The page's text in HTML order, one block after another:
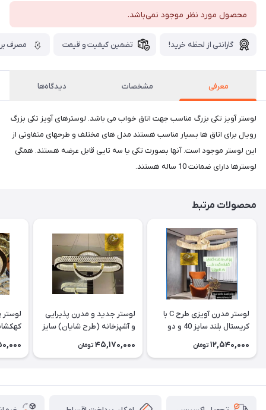
محصول مورد نظر موجود نمی‌باشد.
گارانتی از لحظه خرید! تضمین کیفیت و قیمت مصرف
معرفی مشخصات دیدگاه‌ها
لوستر آویز تکی بزرگ مناسب جهت اتاق خواب می باشد. لوسترهای آویز تکی بزرگ
رویال برای اتاق ها بسیار مناسب هستند مدل های مختلف و طرحهای متفاوتی از
این لوستر موجود است. آنها بصورت تکی یا سه تایی قابل عرضه هستند. همگی
لوسترها دارای ضمانت 10 ساله هستند.
محصولات مرتبط
لوستر مدرن آویزی طرح C با
کریستال بلند سایز 40 و دو
لاین نوری
12,540,000 تومان
لوستر جدید و مدرن پذیرایی
و آشپزخانه (طرح شایان) سایز
45,170,000 تومان